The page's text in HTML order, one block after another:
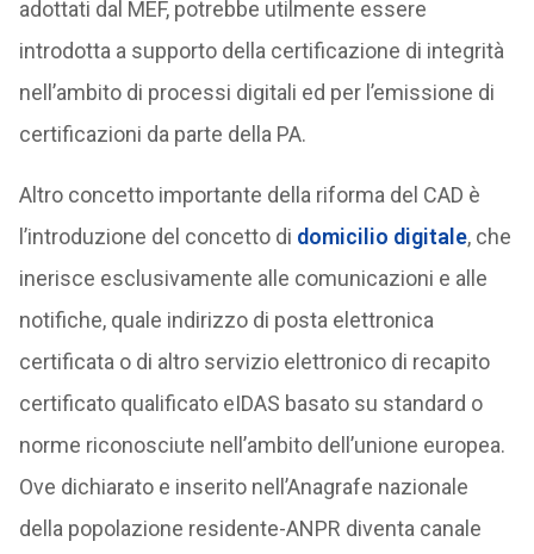
adottati dal MEF, potrebbe utilmente essere
introdotta a supporto della certificazione di integrità
nell’ambito di processi digitali ed per l’emissione di
certificazioni da parte della PA.
Altro concetto importante della riforma del CAD è
l’introduzione del concetto di domicilio digitale, che
inerisce esclusivamente alle comunicazioni e alle
notifiche, quale indirizzo di posta elettronica
certificata o di altro servizio elettronico di recapito
certificato qualificato eIDAS basato su standard o
norme riconosciute nell’ambito dell’unione europea.
Ove dichiarato e inserito nell’Anagrafe nazionale
della popolazione residente-ANPR diventa canale